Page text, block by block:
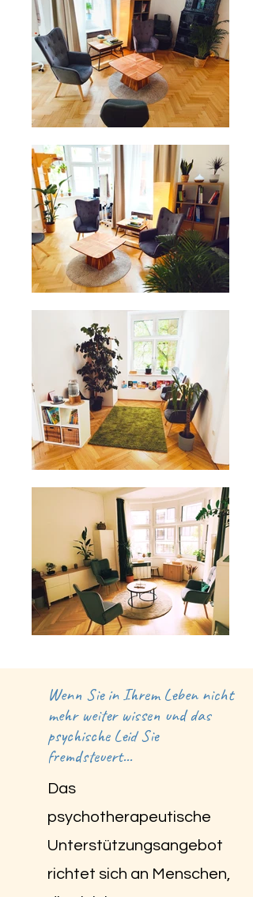
Wenn Sie in Ihrem Leben nicht
mehr weiter wissen und das
psychische Leid Sie
fremdsteuert...
Das
psychotherapeutische
Unterstützungsangebot
richtet sich an Menschen,